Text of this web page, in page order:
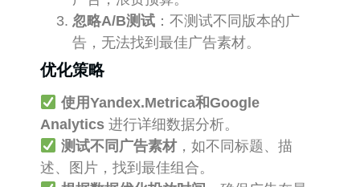
忽略A/B测试 ：不测试不同版本的广
告，无法找到最佳广告素材。
优化策略
使用Yandex.Metrica和Google
Analytics 进行详细数据分析。
测试不同广告素材，如不同标题、描
述、图片，找到最佳组合。